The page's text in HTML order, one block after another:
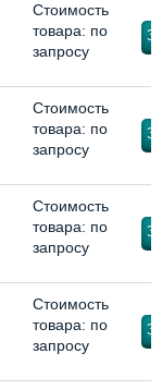
Стоимость
товара: по
запросу
Стоимость
товара: по
запросу
Стоимость
товара: по
запросу
Стоимость
товара: по
запросу